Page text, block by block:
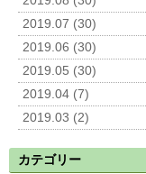
2019.07 (30)
2019.06 (30)
2019.05 (30)
2019.04 (7)
2019.03 (2)
カテゴリー